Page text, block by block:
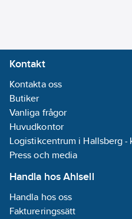
avsedd för arbete på
kolstål.
Vid jämförelse med
3M Cubitron II
Lamellrondell 969F
ger 1169F upp till 49 %
materialavverkning,
och upp till 66 %
högre
Kontakt
Kontakta oss
Butiker
Vanliga frågor
Huvudkontor
Logistikcentrum i Hallsberg
Press och media
Handla hos Ahlsell
Handla hos oss
Faktureringssätt